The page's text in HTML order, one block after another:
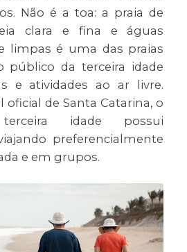
Não é a toa: a praia de
clara e fina e águas
limpas é uma das praias
público da terceira idade
e atividades ao ar livre.
de Santa Catarina, o
idade possui
preferencialmente
e em grupos.